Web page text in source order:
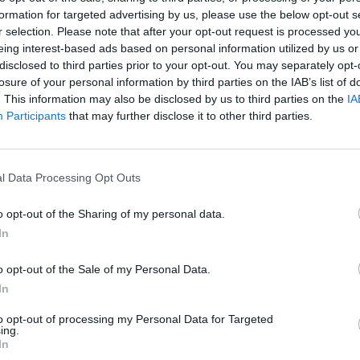
for targeted advertising by us, please use the below opt-out
selection. Please note that after your opt-out request is processed
interest-based ads based on personal information utilized by us
to third parties prior to your opt-out. You may separately
of your personal information by third parties on the IAB’s list of
This information may also be disclosed by us to third parties on the
Participants that may further disclose it to other third parties.
Data Processing Opt Outs
opt-out of the Sharing of my personal data.
opt-out of the Sale of my Personal Data.
opt-out of processing my Personal Data for Targeted
ravnjo." Po ministrovem mnenju bi namreč
da ustanovi nek zavod, morala prevzeti
na državo. Tako pa zdaj v vsakem malce
zavod, ki hoče biti nacionalen. Poleg tega se
so celo potrojene, ugotavlja minister.
sfere: javni sektor, ki mora izpolnjevati javni
praviloma inovativen in raziskovalen oziroma
ki je pomembno zlasti na lokalni ravni zaradi
vrhunske rezultate. Tu je še zasebni sektor,
(AV) produkcija ter mediji, izjema
ki deluje po principih gospodarstva.
v smeri še boljšega sodelovanja med javnim
fleksibilnosti znotraj javnih zavodov. To bi
trenutno togega sistema delovnih